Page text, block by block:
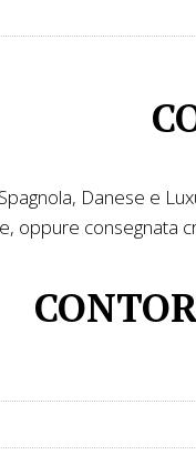
Danese e
oppure consegnata